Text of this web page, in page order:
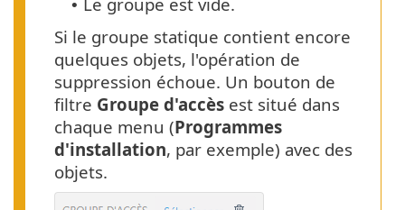
•
Si le groupe statique contient encore
quelques objets, l'opération de
suppression échoue. Un bouton de
filtre Groupe d'accès est situé dans
chaque menu (Programmes
d'installation, par exemple) avec des
objets.